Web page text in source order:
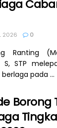
2026 0
Ranting
S, STP
pada ...
Borong